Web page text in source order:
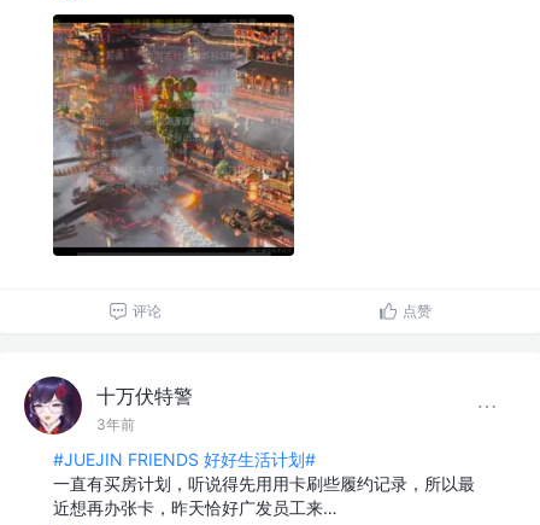
评论 点赞
十万伏特警
3年前
#JUEJIN FRIENDS 好好生活计划#
一直有买房计划，听说得先用用卡刷些履约记录，所以最
近想再办张卡，昨天恰好广发员工来…